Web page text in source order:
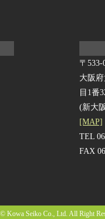
〒533-
大阪
目1番
(新大
[MAP]
TEL
FAX
Kowa Seiko Co., Ltd. All Right